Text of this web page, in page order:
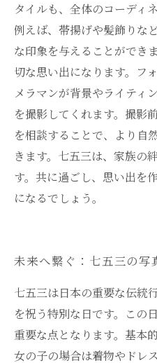
タイルも、全体のコーディ
例えば、帯揚げや髪飾りな
な印象を与えることができ
切な思い出になります。フ
メラマンが背景やライティ
を撮影してくれます。撮影
を相談することで、より自
きます。七五三は、家族の
す。共に過ごし、思い出を
になるでしょう。
未来へ繋ぐ：七五三の写
七五三は日本の重要な伝統
を祝う特別な日です。この
重要な点となります。基本
女の子の場合は着物やドレ